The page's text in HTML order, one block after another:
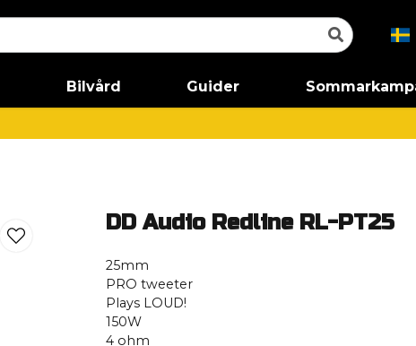
Bilvård Guider
DD Audio Redline RL-PT25
25mm
PRO tweeter
Plays LOUD!
150W
4 ohm